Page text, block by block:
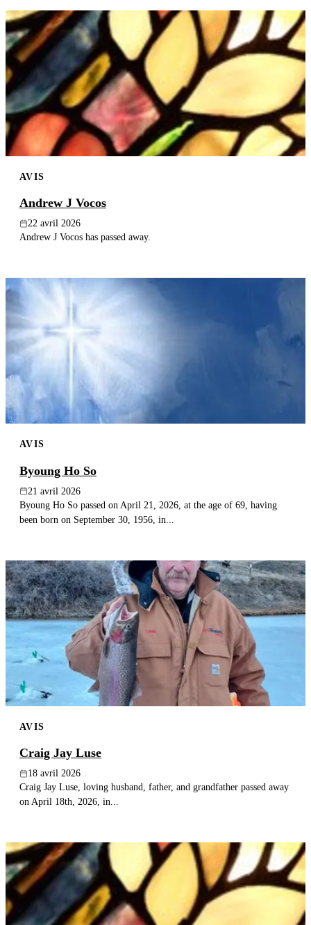
AVIS
Andrew J Vocos
22 avril 2026
Andrew J Vocos has passed away.
AVIS
Byoung Ho So
21 avril 2026
Byoung Ho So passed on April 21, 2026, at the age of 69, having
been born on September 30, 1956, in...
AVIS
Craig Jay Luse
18 avril 2026
Craig Jay Luse, loving husband, father, and grandfather passed away
on April 18th, 2026, in...